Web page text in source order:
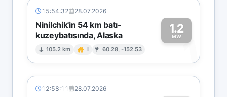
15:54:32 28.07.2026
Ninilchik'in 54 km batı-
kuzeybatısında, Alaska
105.2 km I 60.28, -152.53
1.2
MW1
12:58:11 28.07.2026